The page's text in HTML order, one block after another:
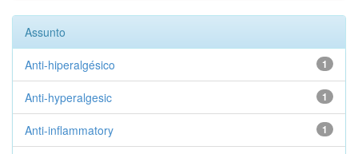
Assunto
1
Anti-hiperalgésico
1
Anti-hyperalgesic
1
Anti-inflammatory